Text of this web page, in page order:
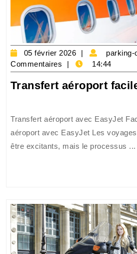
05 février 2026
05
février
2026
parking-
Commentaires
14:44
Transfert aéroport
Transfert aéroport avec EasyJet
aéroport avec EasyJet Les
être excitants, mais le processus ...